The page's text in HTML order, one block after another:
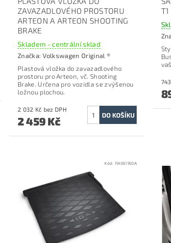
ZAVAZADLOVÉHO PROSTORU
ARTEON A ARTEON SHOOTING
BRAKE
Skladem - centrální sklad
Značka: Volkswagen Original ®
Plastová vložka do zavazadlového
prostoru pro Arteon, vč. Shooting
Brake. Určena pro vozidla se zvýšenou
ložnou plochou.
2 032 Kč bez DPH
2 459 Kč
Kód: 11A061160A